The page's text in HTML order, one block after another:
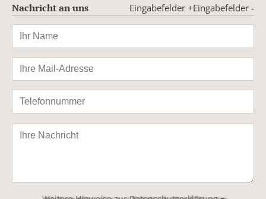
Nachricht an uns Eingabefelder -
Eingabefelder +
Bitte
lasse
leer.